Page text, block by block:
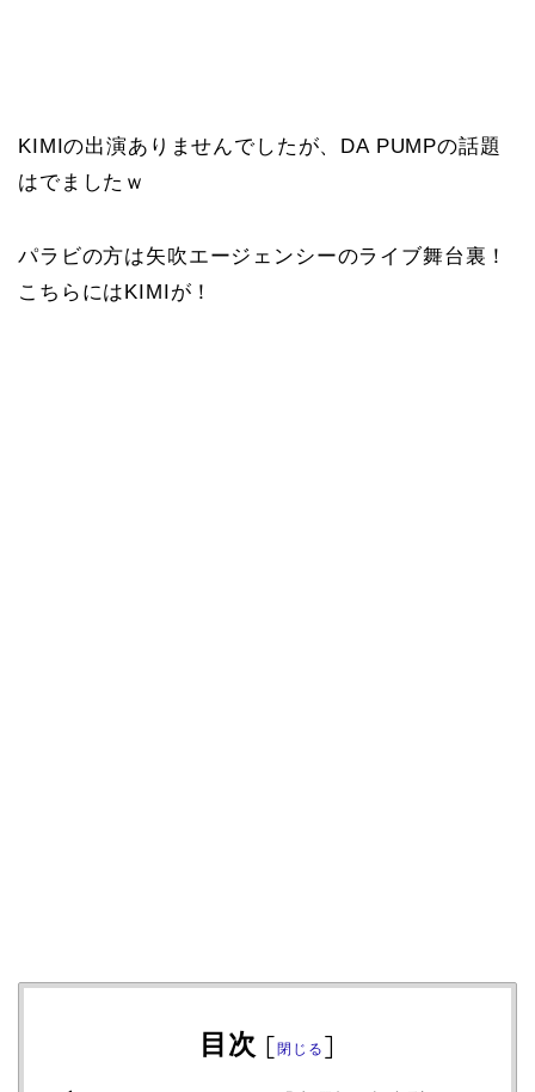
KIMIの出演ありませんでしたが、DA PUMPの話題
はでましたｗ
パラビの方は矢吹エージェンシーのライブ舞台裏！
こちらにはKIMIが！
目次 [閉じる ]